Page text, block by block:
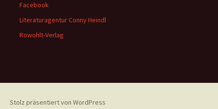
Facebook
Literaturagentur Conny Heindl
Rowohlt-Verlag
Stolz präsentiert von WordPress